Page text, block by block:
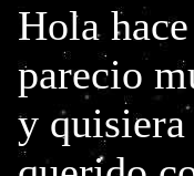
Hola
parecio
y